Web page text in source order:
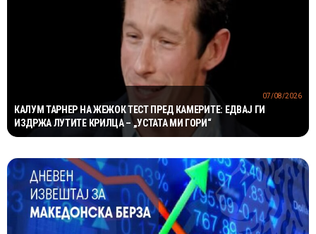
КАЛУМ ТАРНЕР НА ЖЕЖОК ТЕСТ ПРЕД КАМЕРИТЕ: ЕДВАЈ ГИ
ИЗДРЖА ЛУТИТЕ КРИЛЦА – „УСТАТА МИ ГОРИ“
07/08/2026